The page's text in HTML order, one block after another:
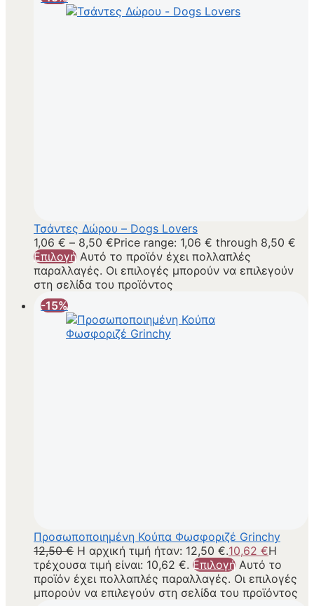
Τσάντες Δώρου – Dogs Lovers
1,06 € – 8,50 €Price range: 1,06 € through 8,50 €
Επιλογή Αυτό το προϊόν έχει πολλαπλές
παραλλαγές. Οι επιλογές μπορούν να επιλεγούν
στη σελίδα του προϊόντος
-15%
Προσωποποιημένη Κούπα Φωσφοριζέ Grinchy
12,50€ Η αρχική τιμή ήταν: 12,50 €.10,62 €Η
τρέχουσα τιμή είναι: 10,62 €. Επιλογή Αυτό το
προϊόν έχει πολλαπλές παραλλαγές. Οι επιλογές
μπορούν να επιλεγούν στη σελίδα του προϊόντος